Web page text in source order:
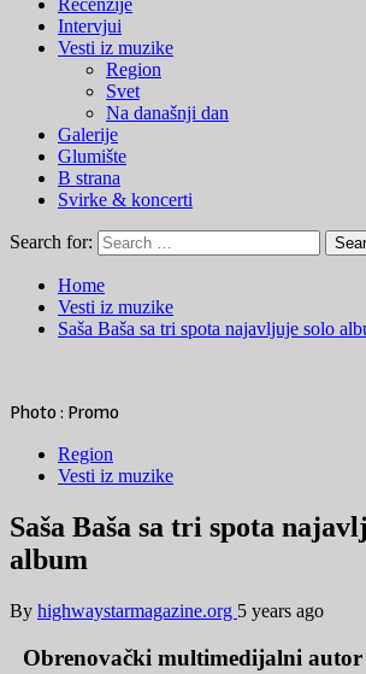
Recenzije
Intervjui
Vesti iz muzike
Region
Svet
Na današnji dan
Galerije
Glumište
B strana
Svirke & koncerti
Search for:
Home
Vesti iz muzike
Saša Baša sa tri spota najavljuje solo
Photo : Promo
Region
Vesti iz muzike
Saša Baša sa tri spota
album
By highwaystarmagazine.org 5 years ago
Obrenovački multimedijalni autor